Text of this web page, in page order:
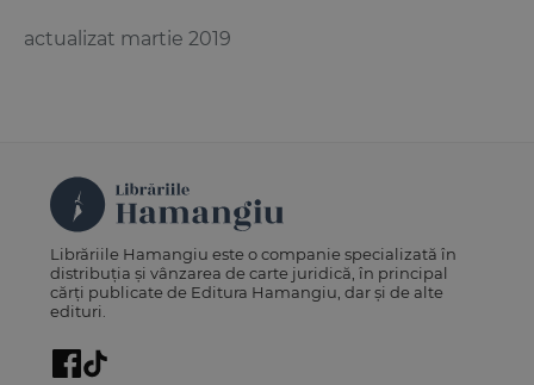
actualizat martie 2019
Librăriile Hamangiu este o companie specializată în
distribuția și vânzarea de carte juridică, în principal
cărți publicate de Editura Hamangiu, dar și de alte
edituri.